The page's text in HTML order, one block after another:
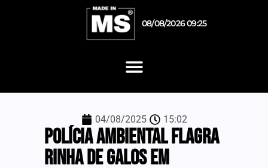
08/08/2026 09:25
04/08/2025 15:02
Polícia ambiental flagra
rinha de galos em